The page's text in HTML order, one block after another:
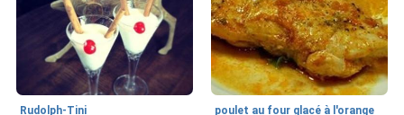
Rudolph-Tini poulet au four glacé à l'orange